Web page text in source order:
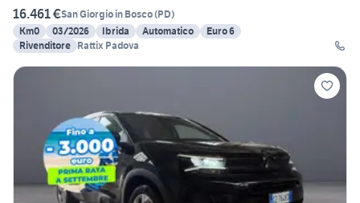
16.461 €San Giorgio in Bosco(PD)
Km0
03/2026 Ibrida Automatico
Euro 6
Rivenditore Rattix Padova